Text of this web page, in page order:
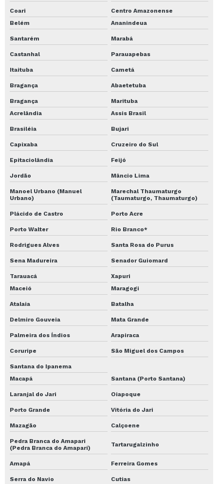
Coari
Centro Amazonense
Belém
Ananindeua
Santarém Marabá
Castanhal Parauapebas
Itaituba Cametá
Bragança Abaetetuba
Bragança
Marituba
Acrelândia
Assis Brasil
Brasiléia Bujari
Capixaba Cruzeiro do Sul
Epitaciolândia Feijó
Jordão Mâncio Lima
Manoel Urbano (Manuel
Urbano)
Marechal Thaumaturgo
(Taumaturgo, Thaumaturgo)
Plácido de Castro Porto Acre
Porto Walter Rio Branco*
Rodrigues Alves Santa Rosa do Purus
Sena Madureira Senador Guiomard
Tarauacá
Xapuri
Maceió
Maragogi
Atalaia Batalha
Delmiro Gouveia Mata Grande
Palmeira dos Índios Arapiraca
Coruripe São Miguel dos Campos
Santana do Ipanema
Macapá
Santana (Porto Santana)
Laranjal do Jari Oiapoque
Porto Grande Vitória do Jari
Mazagão Calçoene
Pedra Branca do Amapari
(Pedra Branca do Amaparí)
Tartarugalzinho
Amapá Ferreira Gomes
Serra do Navio Cutias